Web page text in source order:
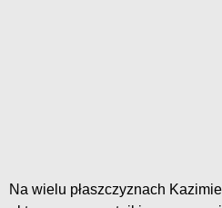
Na wielu płaszczyznach